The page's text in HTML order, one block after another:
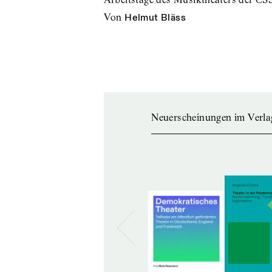
von Helmut Bläss
Neuerscheinungen im